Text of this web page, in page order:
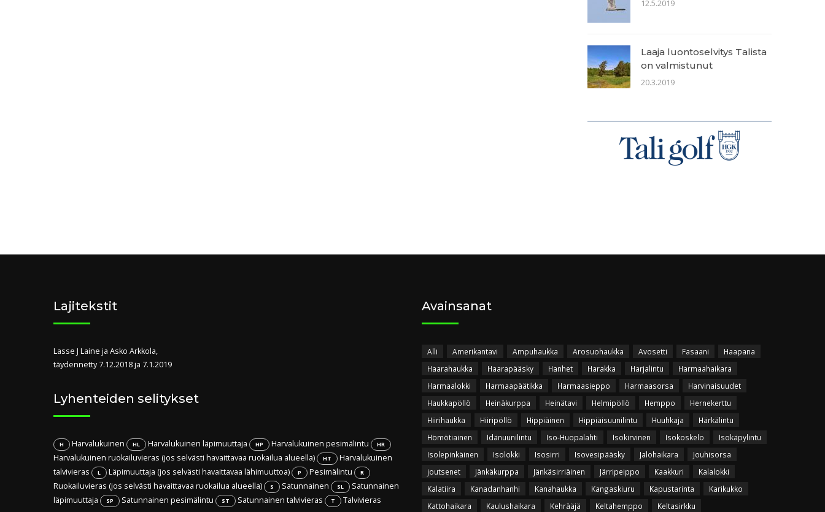
12.5.2019
Laaja luontoselvitys Talista
on valmistunut
20.3.2019
Lajitekstit
Lasse J Laine ja Asko Arkkola,
täydennetty 7.12.2018 ja 7.1.2019
Lyhenteiden selitykset
H Harvalukuinen HL Harvalukuinen läpimuuttaja HP Harvalukuinen pesimälintu HR
Harvalukuinen ruokailuvieras (jos selvästi havaittavaa ruokailua alueella) HT
Harvalukuinen
talvivieras
L Läpimuuttaja (jos selvästi havaittavaa lähimuuttoa) P Pesimälintu R
Ruokailuvieras (jos selvästi havaittavaa ruokailua alueella) S Satunnainen SL
Satunnainen
läpimuuttaja
SP Satunnainen pesimälintu ST Satunnainen talvivieras T Talvivieras
Avainsanat
Alli Amerikantavi Ampuhaukka Arosuohaukka Avosetti Fasaani
Haapana
Haarahaukka
Haarapääsky Hanhet Harakka Harjalintu
Harmaahaikara
Harmaalokki
Harmaapäätikka Harmaasieppo Harmaasorsa
Harvinaisuudet
Haukkapöllö
Heinäkurppa Heinätavi Helmipöllö Hemppo
Hernekerttu
Hiirihaukka
Hiiripöllö Hippiäinen Hippiäisuunilintu Huuhkaja
Härkälintu
Hömötiainen
Idänuunilintu Iso-Huopalahti Isokirvinen Isokoskelo
Isokäpylintu
Isolepinkäinen
Isolokki Isosirri Isovesipääsky Jalohaikara
Jouhisorsa
joutsenet
Jänkäkurppa Jänkäsirriäinen Järripeippo Kaakkuri
Kalalokki
Kalatiira
Kanadanhanhi Kanahaukka Kangaskiuru Kapustarinta
Karikukko
Kattohaikara
Kaulushaikara Kehrääjä Keltahemppo
Keltasirkku